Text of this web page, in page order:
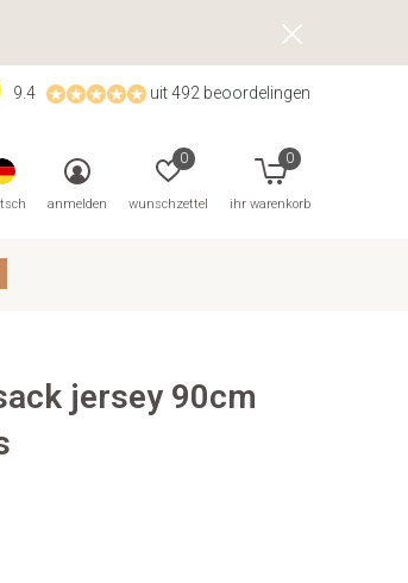
anmelden wunschzettel
0
ihr warenkorb
0
9.4 uit 492 beoordelingen
jersey 90cm